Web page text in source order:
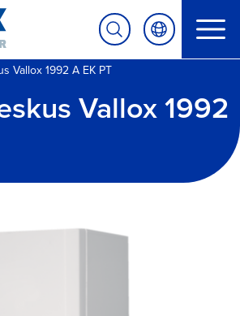
Vallox 1992 A EK PT
Vallox 1992